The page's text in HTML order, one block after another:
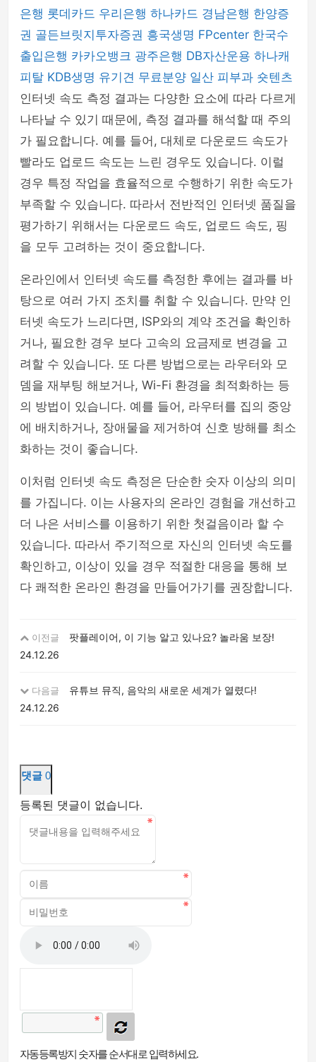
은행 롯데카드 우리은행 하나카드 경남은행 한양증
권 골든브릿지투자증권 흥국생명 FPcenter 한국수
출입은행 카카오뱅크 광주은행 DB자산운용 하나캐
피탈 KDB생명 유기견 무료분양 일산 피부과 숏텐츠
인터넷 속도 측정 결과는 다양한 요소에 따라 다르게
나타날 수 있기 때문에, 측정 결과를 해석할 때 주의
가 필요합니다. 예를 들어, 대체로 다운로드 속도가
빨라도 업로드 속도는 느린 경우도 있습니다. 이럴
경우 특정 작업을 효율적으로 수행하기 위한 속도가
부족할 수 있습니다. 따라서 전반적인 인터넷 품질을
평가하기 위해서는 다운로드 속도, 업로드 속도, 핑
을 모두 고려하는 것이 중요합니다.
온라인에서 인터넷 속도를 측정한 후에는 결과를 바
탕으로 여러 가지 조치를 취할 수 있습니다. 만약 인
터넷 속도가 느리다면, ISP와의 계약 조건을 확인하
거나, 필요한 경우 보다 고속의 요금제로 변경을 고
려할 수 있습니다. 또 다른 방법으로는 라우터와 모
뎀을 재부팅 해보거나, Wi-Fi 환경을 최적화하는 등
의 방법이 있습니다. 예를 들어, 라우터를 집의 중앙
에 배치하거나, 장애물을 제거하여 신호 방해를 최소
화하는 것이 좋습니다.
이처럼 인터넷 속도 측정은 단순한 숫자 이상의 의미
를 가집니다. 이는 사용자의 온라인 경험을 개선하고
더 나은 서비스를 이용하기 위한 첫걸음이라 할 수
있습니다. 따라서 주기적으로 자신의 인터넷 속도를
확인하고, 이상이 있을 경우 적절한 대응을 통해 보
다 쾌적한 온라인 환경을 만들어가기를 권장합니다.
이전글
팟플레이어, 이 기능 알고 있나요? 놀라움 보장!
24.12.26
다음글
유튜브 뮤직, 음악의 새로운 세계가 열렸다!
24.12.26
댓글 0
등록된 댓글이 없습니다.
자동등록방지 숫자를 순서대로 입력하세요.